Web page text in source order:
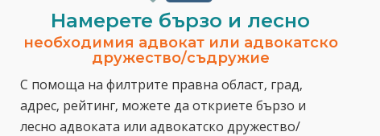
Намерете бързо и лесно
необходимия адвокат или адвокатско
дружество/съдружие
С помоща на филтрите правна област, град,
адрес, рейтинг, можете да откриете бързо и
лесно адвоката или адвокатско дружество/